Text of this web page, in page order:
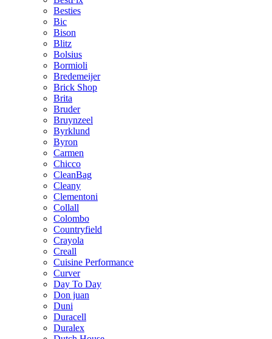
Besties
Bic
Bison
Blitz
Bolsius
Bormioli
Bredemeijer
Brick Shop
Brita
Bruder
Bruynzeel
Byrklund
Byron
Carmen
Chicco
CleanBag
Cleany
Clementoni
Collall
Colombo
Countryfield
Crayola
Creall
Cuisine Performance
Curver
Day To Day
Don juan
Duni
Duracell
Duralex